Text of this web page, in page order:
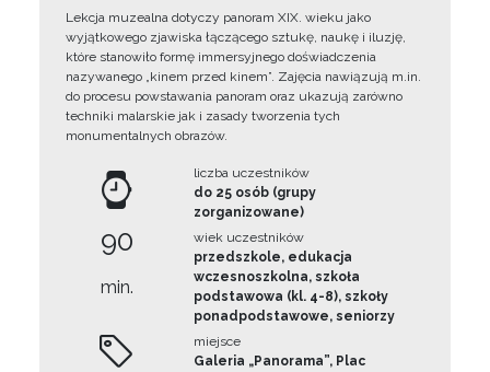
Lekcja muzealna dotyczy panoram XIX. wieku jako
wyjątkowego zjawiska łączącego sztukę, naukę i iluzję,
które stanowiło formę immersyjnego doświadczenia
nazywanego „kinem przed kinem”. Zajęcia nawiązują m.in.
do procesu powstawania panoram oraz ukazują zarówno
techniki malarskie jak i zasady tworzenia tych
monumentalnych obrazów.
90
min.
liczba uczestników
do 25 osób (grupy
zorganizowane)
wiek uczestników
przedszkole, edukacja
wczesnoszkolna, szkoła
podstawowa (kl. 4-8), szkoły
ponadpodstawowe, seniorzy
miejsce
Galeria „Panorama”, Plac